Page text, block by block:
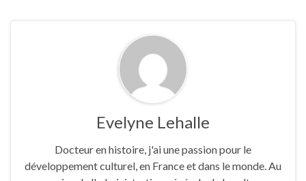
Evelyne Lehalle
Docteur en histoire, j'ai une passion pour le
développement culturel, en France et dans le monde. Au